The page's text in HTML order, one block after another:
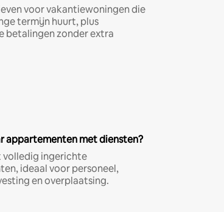
voor vakantiewoningen die
termijn huurt, plus
betalingen zonder extra
appartementen met diensten?
volledig ingerichte
ideaal voor personeel,
en overplaatsing.